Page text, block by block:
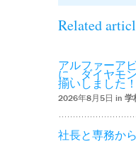
Related
アルファーア
に、ダイヤモ
揃いしました！
2026年8月5日 in 学
社長と専務か